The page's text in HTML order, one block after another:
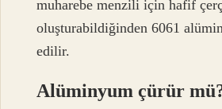
muharebe menzili için hafif
oluşturabildiğinden 6061
edilir.
Alüminyum çürür